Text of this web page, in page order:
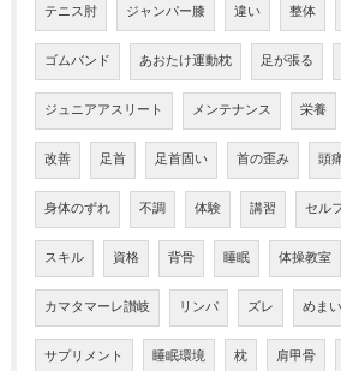
テニス肘 ジャンパー膝 違い 整体
ゴムバンド あおたけ運動枕 足が張る
ジュニアアスリート メンテナンス 栄養
改善 足首 足首固い 首の歪み 頭
身体のずれ 不調 体験 講習 セル
スキル 資格 背骨 睡眠 体操教室
カマタマーレ讃岐 リンパ ズレ めまい
サプリメント 睡眠環境 枕 肩甲骨